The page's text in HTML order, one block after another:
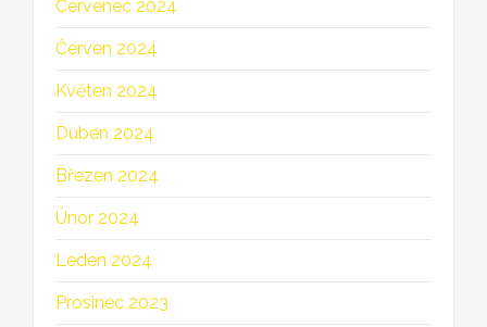
Červenec 2024
Červen 2024
Květen 2024
Duben 2024
Březen 2024
Únor 2024
Leden 2024
Prosinec 2023